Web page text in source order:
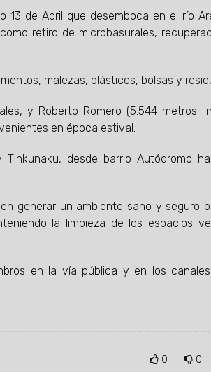
de Abril que desemboca en el río
retiro de microbasurales,
malezas, plásticos, bolsas y
y Roberto Romero (5.544 metros
en época estival.
desde barrio Autódromo
generar un ambiente sano y seguro
la limpieza de los espacios
en la vía pública y en los
0 0